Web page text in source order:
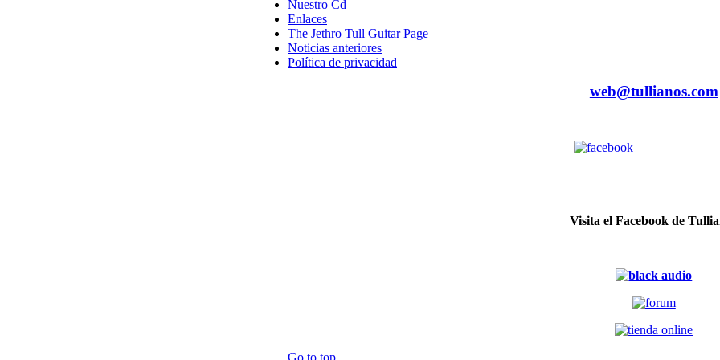
Nuestro Cd
Enlaces
The Jethro Tull Guitar Page
Noticias anteriores
Política de privacidad
web@tullianos.com
Visita el Facebook de
Go to top